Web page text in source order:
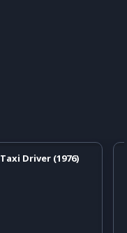
Taxi Driver (1976)